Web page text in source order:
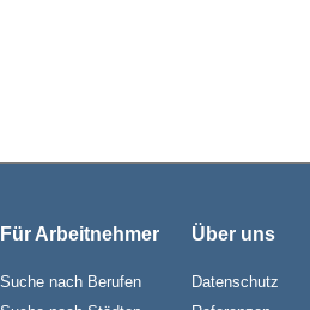
Für Arbeitnehmer
Suche nach Berufen
Über uns
Datenschutz